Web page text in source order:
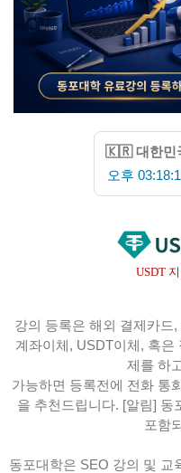
🇰🇷 대한민
오후
USDT
강의 등록은 해외 결제카드
계좌이체, USDT이체, 혹은
제를 하
가능하면 등록전에 전화 통
을 추천드립니다. [알림] 동
포함
동포대학은 SEO 강의 및 교